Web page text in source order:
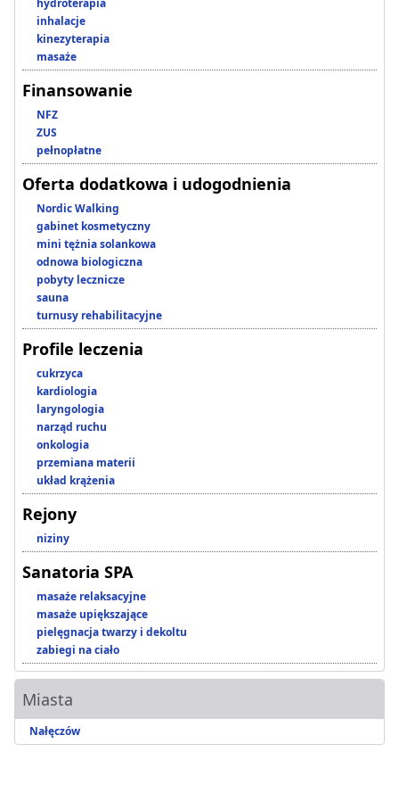
hydroterapia
inhalacje
kinezyterapia
masaże
Finansowanie
NFZ
ZUS
pełnopłatne
Oferta dodatkowa i udogodnienia
Nordic Walking
gabinet kosmetyczny
mini tężnia solankowa
odnowa biologiczna
pobyty lecznicze
sauna
turnusy rehabilitacyjne
Profile leczenia
cukrzyca
kardiologia
laryngologia
narząd ruchu
onkologia
przemiana materii
układ krążenia
Rejony
niziny
Sanatoria SPA
masaże relaksacyjne
masaże upiększające
pielęgnacja twarzy i dekoltu
zabiegi na ciało
Miasta
Nałęczów